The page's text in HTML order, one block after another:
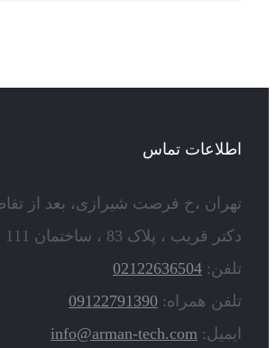
اطلاعات تماس
تهران ،خ فرصت شیرازی، بعد از
دکتر قریب ، پلاک 83 ، ساختمان 111
تلفن: 02122636504
تلفن همراه: 09122791390
ایمیل: info@arman-tech.com